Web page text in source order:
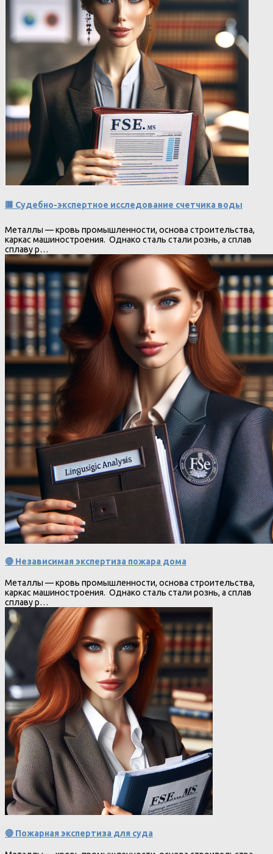
🟥 Судебно-экспертное исследование счетчика воды
Металлы — кровь промышленности, основа строительства,
каркас машиностроения. Однако сталь стали рознь, а сплав
сплаву р…
🔴 Независимая экспертиза пожара дома
Металлы — кровь промышленности, основа строительства,
каркас машиностроения. Однако сталь стали рознь, а сплав
сплаву р…
🔴 Пожарная экспертиза для суда